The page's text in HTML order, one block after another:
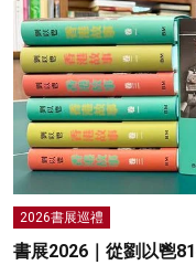
2026書展巡禮
書展2026｜從劉以鬯